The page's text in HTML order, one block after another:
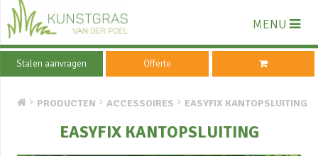
MENU
Stalen aanvragen Offerte
PRODUCTEN ACCESSOIRES EASYFIX KANTOPSLUITING
EASYFIX KANTOPSLUITING